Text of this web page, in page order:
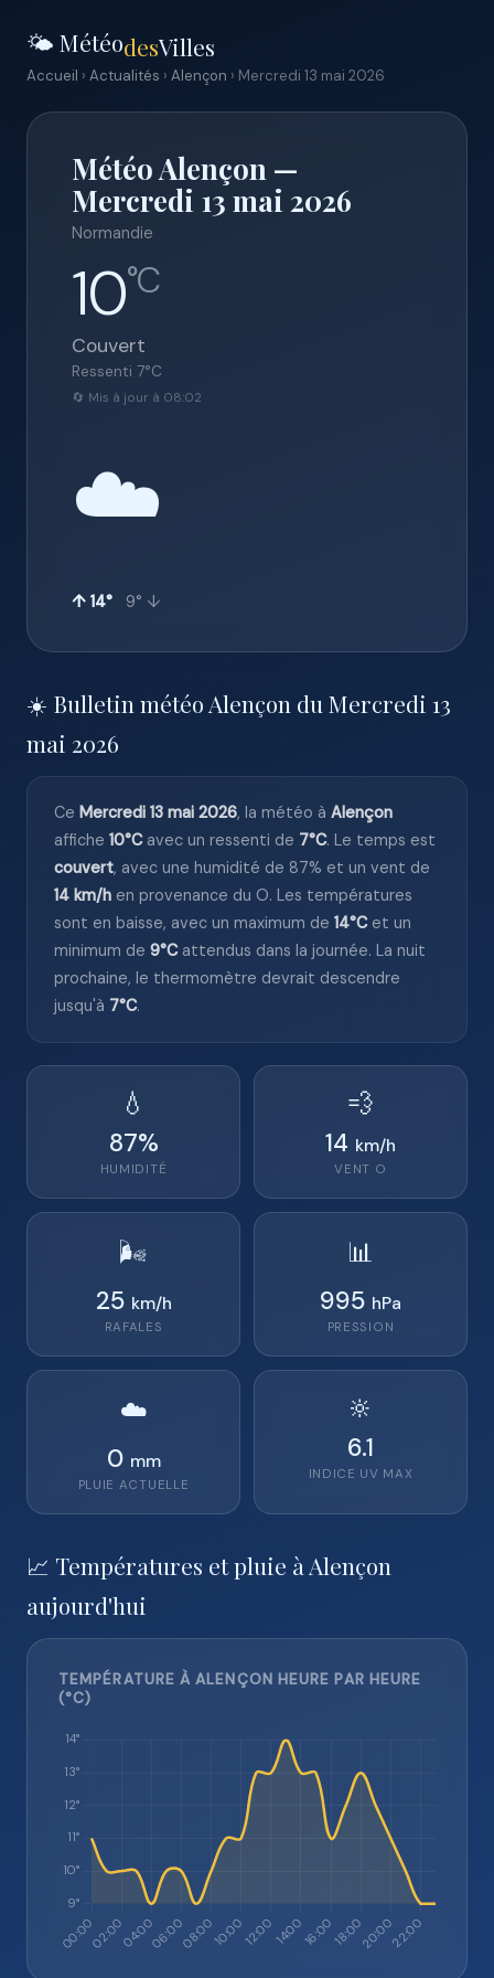
🌤️ MétéodesVilles
Accueil › Actualités › Alençon › Mercredi 13 mai 2026
Météo Alençon —
Mercredi 13 mai 2026
Normandie
10°C
Couvert
Ressenti 7°C
🔄 Mis à jour à 08:02
☁️
↑ 14° 9° ↓
☀️ Bulletin météo Alençon du Mercredi 13
mai 2026
Ce Mercredi 13 mai 2026, la météo à Alençon
affiche 10°Cavec un ressenti de 7°C. Le temps est
couvert, avec une humidité de 87% et un vent de
14 km/h en provenance du O. Les températures
sont en baisse, avec un maximum de 14°Cet un
minimum de 9°Cattendus dans la journée. La nuit
prochaine, le thermomètre devrait descendre
jusqu'à 7°C.
💧
87%
HUMIDITÉ
💨
14 km/h
VENT O
🌬️
25 km/h
RAFALES
📊
995 hPa
PRESSION
☁️
0 mm
PLUIE ACTUELLE
🔆
6.1
INDICE UV MAX
📈 Températures et pluie à Alençon
aujourd'hui
TEMPÉRATURE À ALENÇON HEURE PAR HEURE
(°C)